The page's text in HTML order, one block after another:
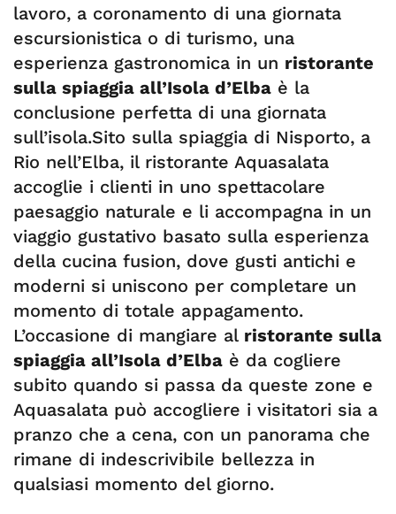
lavoro, a coronamento di una giornata
escursionistica o di turismo, una
esperienza gastronomica in un ristorante
sulla spiaggia all’Isola d’Elba è la
conclusione perfetta di una giornata
sull’isola.Sito sulla spiaggia di Nisporto, a
Rio nell’Elba, il ristorante Aquasalata
accoglie i clienti in uno spettacolare
paesaggio naturale e li accompagna in un
viaggio gustativo basato sulla esperienza
della cucina fusion, dove gusti antichi e
moderni si uniscono per completare un
momento di totale appagamento.
L’occasione di mangiare al ristorante sulla
spiaggia all’Isola d’Elba è da cogliere
subito quando si passa da queste zone e
Aquasalata può accogliere i visitatori sia a
pranzo che a cena, con un panorama che
rimane di indescrivibile bellezza in
qualsiasi momento del giorno.